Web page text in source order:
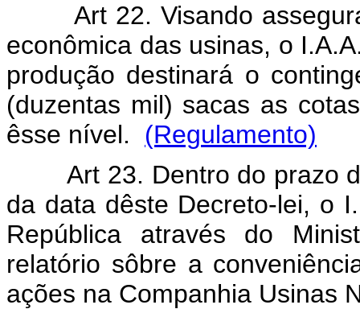
Art 22. Visando
econômica das usinas, o
produção destinará o
(duzentas mil) sacas as
êsse nível. (Regulamento)
Art 23. Dentro do prazo
da data dêste Decreto-lei, o
República através do
relatório sôbre a
ações na Companhia Usinas